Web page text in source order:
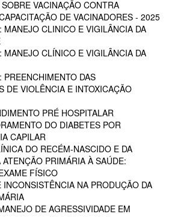
VACINAÇÃO CONTRA
DE VACINADORES - 2025
MANEJO CLINICO E VIGILÂNCIA DA
MANEJO CLÍNICO E VIGILÂNCIA DA
PREENCHIMENTO DAS
DE VIOLÊNCIA E INTOXICAÇÃO
PRÉ HOSPITALAR
DO DIABETES POR
CAPILAR
DO RECÉM-NASCIDO E DA
ATENÇÃO PRIMÁRIA À SAÚDE:
FÍSICO
INCONSISTÊNCIA NA PRODUÇÃO DA
DE AGRESSIVIDADE EM